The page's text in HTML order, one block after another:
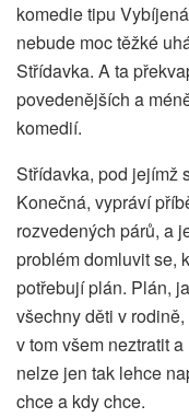
komedie tipu
nebude moc těžké
Střídavka. A ta
povedenějších a
komedií.
Střídavka, pod jejímž
Konečná, vypráví
rozvedených párů, a
problém domluvit se,
potřebují plán. Plán,
všechny děti v
v tom všem neztratit
nelze jen tak lehce
chce a kdy chce.